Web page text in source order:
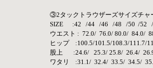
③2タックトラウザーズサイズチャ
SIZE      :42   /44   /46   /48   /50  /52
ウエスト :  72.0/  76.0/ 80.0/  84.0/
ヒップ    :100.5/101.5/108.3/111.7/
股上       :24.6/   25.3/ 25.8/  26.4/
ワタリ    :31.1/  32.4/  33.5/  34.5/